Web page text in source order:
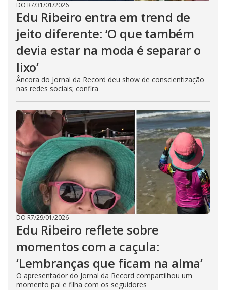
DO R7/31/01/2026
Edu Ribeiro entra em trend de
jeito diferente: ‘O que também
devia estar na moda é separar o
lixo’
Âncora do Jornal da Record deu show de conscientização
nas redes sociais; confira
DO R7/29/01/2026
Edu Ribeiro reflete sobre
momentos com a caçula:
‘Lembranças que ficam na alma’
O apresentador do Jornal da Record compartilhou um
momento pai e filha com os seguidores